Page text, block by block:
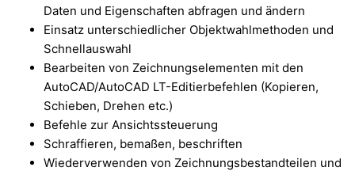
Daten und Eigenschaften abfragen und ändern
Einsatz unterschiedlicher Objektwahlmethoden und
Schnellauswahl
Bearbeiten von Zeichnungselementen mit den
AutoCAD/AutoCAD LT-Editierbefehlen (Kopieren,
Schieben, Drehen etc.)
Befehle zur Ansichtssteuerung
Schraffieren, bemaßen, beschriften
Wiederverwenden von Zeichnungsbestandteilen und